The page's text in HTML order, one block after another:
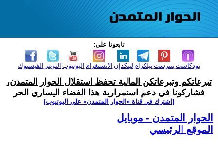
تابعونا على:
الفيسبوك التويتر اليوتيوب الانستغرام لينكدإن تيلكرامبنترست بودكاست
تبرعاتكم وتبرعاتكن المالية تحفظ استقلال الحوار المتمدن،
فشاركونا في دعم استمرارية هذا الفضاء اليساري الحر
[اشترك في قناة ‫«الحوار المتمدن» على اليوتيوب]
الحوار المتمدن - موبايل
الموقع الرئيسي